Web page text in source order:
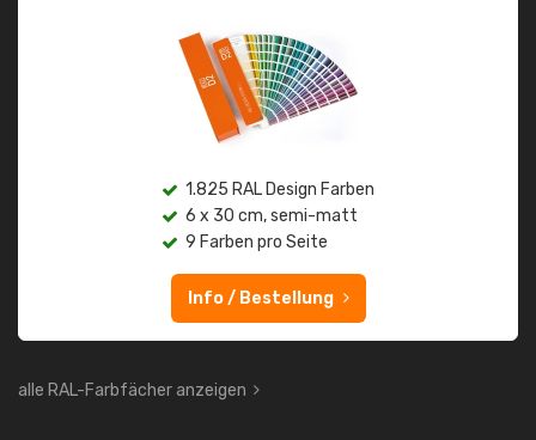
1.825 RAL Design Farben
6 x 30 cm, semi-matt
9 Farben pro Seite
Info / Bestellung
alle RAL-Farbfächer anzeigen